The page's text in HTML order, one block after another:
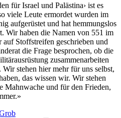
für Israel und Palästina› ist es
viele Leute ermordet wurden im
aufgerüstet und hat hemmungslos
Wir haben die Namen von 551 im
Stoffstreifen geschrieben und
die Frage besprochen, ob die
zusammenarbeiten
stehen hier mehr für uns selbst,
das wissen wir. Wir stehen
Mahnwache und für den Frieden,